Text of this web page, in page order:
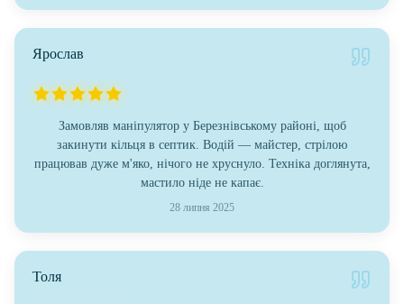
Ярослав
Замовляв маніпулятор у Березнівському районі, щоб
закинути кільця в септик. Водій — майстер, стрілою
працював дуже м'яко, нічого не хруснуло. Техніка доглянута,
мастило ніде не капає.
28 липня 2025
Толя